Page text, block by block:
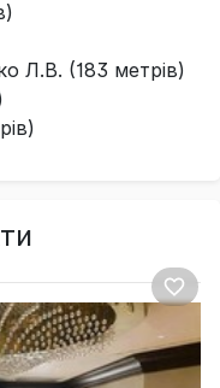
Л.В. (183 метрів)